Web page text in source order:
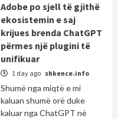
Adobe po sjell të gjithë
ekosistemin e saj
krijues brenda ChatGPT
përmes një plugini të
unifikuar
1 day ago shkence.info
Shumë nga miqtë e mi
kaluan shumë orë duke
kaluar nga ChatGPT në